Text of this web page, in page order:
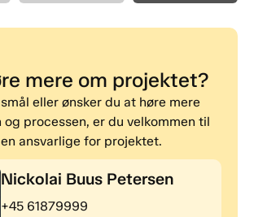
mere om projektet?
eller ønsker du at høre mere
og processen, er du velkommen til
ansvarlige for projektet.
Nickolai Buus Petersen
+45 61879999